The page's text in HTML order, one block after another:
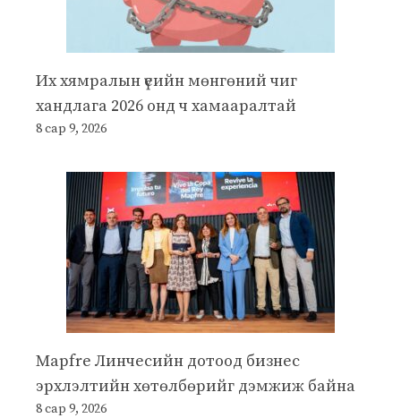
Их хямралын үеийн мөнгөний чиг
хандлага 2026 онд ч хамааралтай
8 сар 9, 2026
Mapfre Линчесийн дотоод бизнес
эрхлэлтийн хөтөлбөрийг дэмжиж байна
8 сар 9, 2026